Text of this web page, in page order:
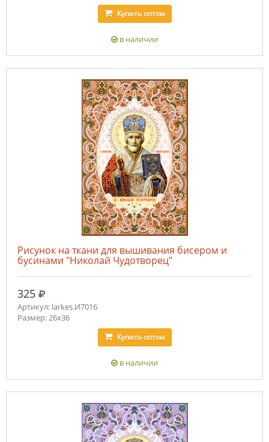
Купитьоптом
в наличии
Рисунок на ткани для вышивания бисером и
бусинами "Николай Чудотворец"
325 руб.
Артикул: larkes.И7016
Размер: 26х36
Купитьоптом
в наличии